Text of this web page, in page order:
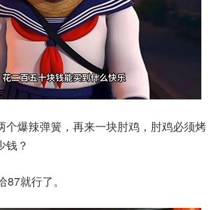
个爆辣弹簧，再来一块肘鸡，肘鸡必须烤
钱？
就行了。